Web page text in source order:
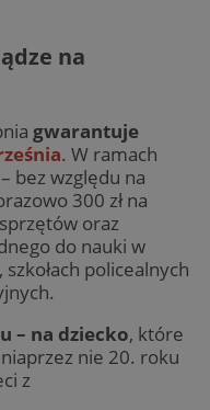
na
gwarantuje
. W ramach
bez względu na
300 zł na
oraz
do nauki w
policealnych
– na dziecko, które
nie 20. roku
z